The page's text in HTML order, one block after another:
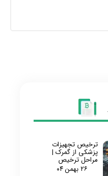
ترخیص تجهیزات
پزشکی از گمرک |
مراحل ترخیص
۲۶ بهمن ۰۴